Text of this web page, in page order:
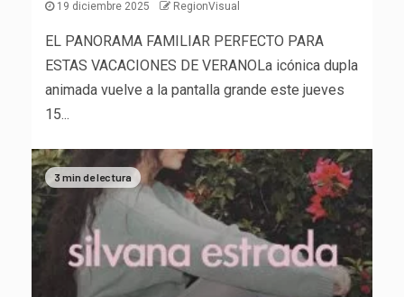
19 diciembre 2025 RegionVisual
EL PANORAMA FAMILIAR PERFECTO PARA
ESTAS VACACIONES DE VERANOLa icónica dupla
animada vuelve a la pantalla grande este jueves
15...
3 min de lectura